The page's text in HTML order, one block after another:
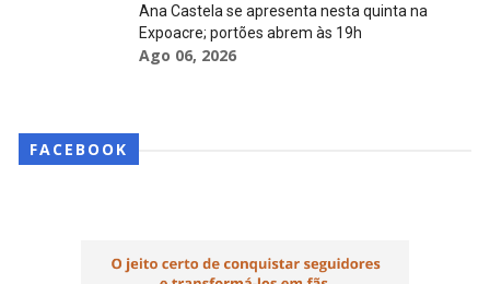
Ana Castela se apresenta nesta quinta na
Expoacre; portões abrem às 19h
Ago 06, 2026
FACEBOOK